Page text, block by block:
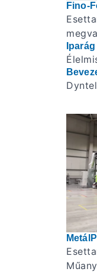
Fino-
Iparág